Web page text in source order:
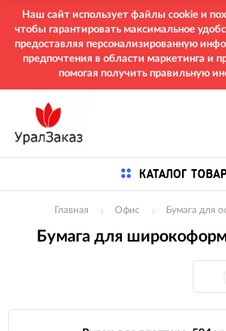
Наш сайт использует файлы cookie и
чтобы гарантировать максимальное
предоставляя персонализированную
предпочтения в области маркетинга и
помогая получить правильную
КАТАЛОГ
Главная Офис Бумага для
Бумага для